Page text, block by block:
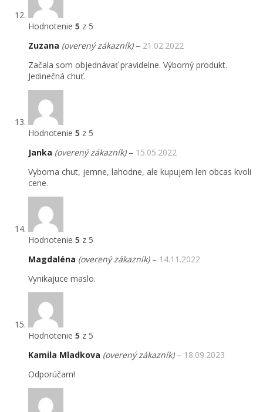
Hodnotenie 5 z 5
Zuzana (overený zákazník) – 21.02.2022
Začala som objednávať pravidelne. Výborný produkt.
Jedinečná chuť.
Hodnotenie 5 z 5
Janka (overený zákazník) – 15.05.2022
Vyborna chut, jemne, lahodne, ale kupujem len obcas kvoli
cene.
Hodnotenie 5 z 5
Magdaléna (overený zákazník) – 14.11.2022
Vynikajuce maslo.
Hodnotenie 5 z 5
Kamila Mladkova (overený zákazník) – 18.09.2023
Odporúčam!